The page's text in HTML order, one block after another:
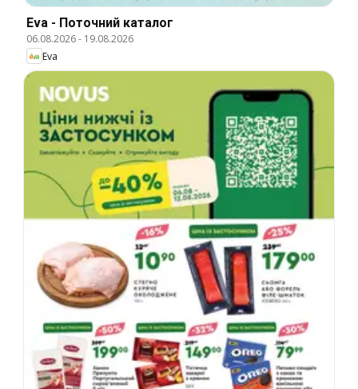
Eva - Поточний каталог
06.08.2026- 19.08.2026
Eva